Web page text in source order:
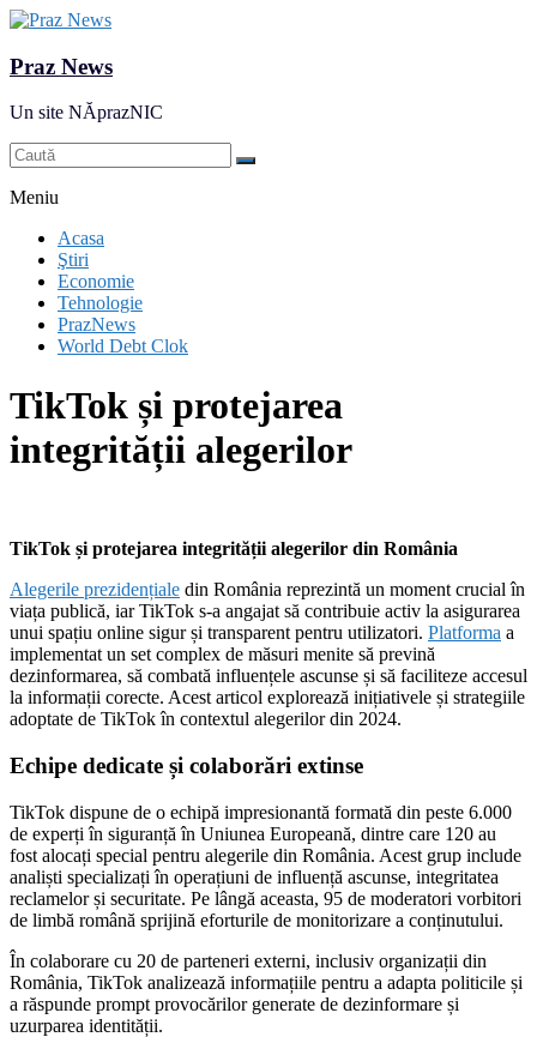
Praz News
Un site NĂprazNIC
Meniu
Acasa
Ştiri
Economie
Tehnologie
PrazNews
World Debt Clok
TikTok și protejarea
integrității alegerilor
TikTok și protejarea integrității alegerilor din România
Alegerile prezidențiale din România reprezintă un moment crucial în
viața publică, iar TikTok s-a angajat să contribuie activ la asigurarea
unui spațiu online sigur și transparent pentru utilizatori. Platforma a
implementat un set complex de măsuri menite să prevină
dezinformarea, să combată influențele ascunse și să faciliteze accesul
la informații corecte. Acest articol explorează inițiativele și strategiile
adoptate de TikTok în contextul alegerilor din 2024.
Echipe dedicate și colaborări extinse
TikTok dispune de o echipă impresionantă formată din peste 6.000
de experți în siguranță în Uniunea Europeană, dintre care 120 au
fost alocați special pentru alegerile din România. Acest grup include
analiști specializați în operațiuni de influență ascunse, integritatea
reclamelor și securitate. Pe lângă aceasta, 95 de moderatori vorbitori
de limbă română sprijină eforturile de monitorizare a conținutului.
În colaborare cu 20 de parteneri externi, inclusiv organizații din
România, TikTok analizează informațiile pentru a adapta politicile și
a răspunde prompt provocărilor generate de dezinformare și
uzurparea identității.